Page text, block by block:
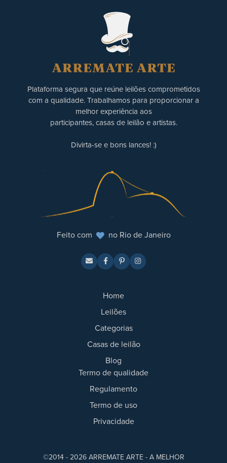
Plataforma segura que reúne leilões comprometidos
com a qualidade. Trabalhamos para proporcionar a
melhor experiência aos
participantes, casas de leilão e artistas.
Divirta-se e bons lances! :)
Feito com no Rio de Janeiro
Home
Leilões
Categorias
Casas de leilão
Blog
Termo de qualidade
Regulamento
Termo de uso
Privacidade
©2014 - 2026 ARREMATE ARTE - A MELHOR